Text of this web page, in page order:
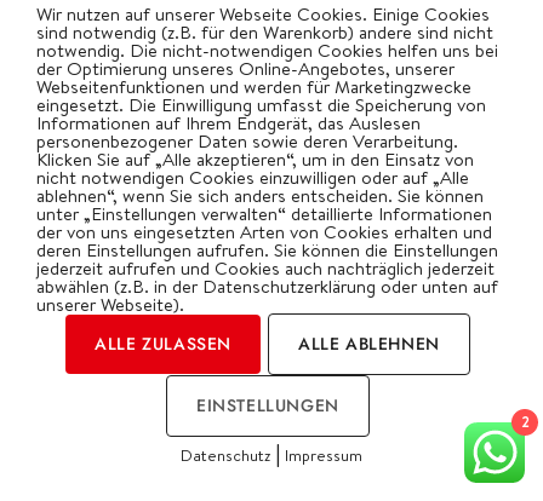
TOP-BEITRAG
2
Wir nutzen auf unserer Webseite Cookies. Einige Cookies
sind notwendig (z.B. für den Warenkorb) andere sind nicht
notwendig. Die nicht-notwendigen Cookies helfen uns bei
der Optimierung unseres Online-Angebotes, unserer
Webseitenfunktionen und werden für Marketingzwecke
eingesetzt. Die Einwilligung umfasst die Speicherung von
Informationen auf Ihrem Endgerät, das Auslesen
personenbezogener Daten sowie deren Verarbeitung.
Klicken Sie auf „Alle akzeptieren“, um in den Einsatz von
nicht notwendigen Cookies einzuwilligen oder auf „Alle
ablehnen“, wenn Sie sich anders entscheiden. Sie können
unter „Einstellungen verwalten“ detaillierte Informationen
der von uns eingesetzten Arten von Cookies erhalten und
deren Einstellungen aufrufen. Sie können die Einstellungen
jederzeit aufrufen und Cookies auch nachträglich jederzeit
abwählen (z.B. in der Datenschutzerklärung oder unten auf
unserer Webseite).
ALLE ZULASSEN ALLE ABLEHNEN
EINSTELLUNGEN
Datenschutz | Impressum